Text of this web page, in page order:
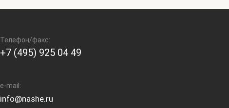
Телефон/факс:
+7 (495) 925 04 49
e-mail:
info@nashe.ru